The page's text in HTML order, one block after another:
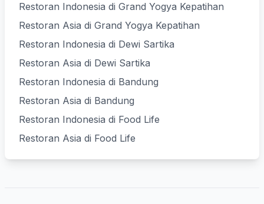
Restoran Indonesia di Grand Yogya Kepatihan
Restoran Asia di Grand Yogya Kepatihan
Restoran Indonesia di Dewi Sartika
Restoran Asia di Dewi Sartika
Restoran Indonesia di Bandung
Restoran Asia di Bandung
Restoran Indonesia di Food Life
Restoran Asia di Food Life